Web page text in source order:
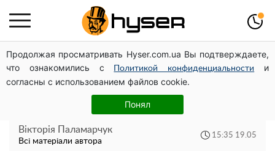
Продолжая просматривать Hyser.com.ua Вы подтверждаете,
что ознакомились с
Политикой конфиденциальности
и
согласны с использованием файлов cookie.
Понял
"Холостячка" Ксенія Мішина перестаралася і блиснула
зоною бікіні: надто широко розсунула
Софії Ротару більше немає: відомий
музикант розповів, чому зникла легенда
Вікторія Паламарчук
Всі матеріали автора
15:35 19.05